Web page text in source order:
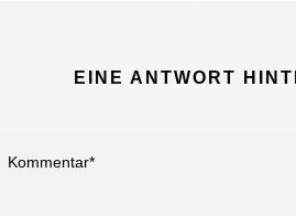
EINE ANTWORT